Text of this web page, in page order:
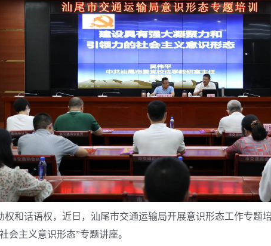
话语权，近日，汕尾市交通运输局开展意识形态工作专题
会主义意识形态”专题讲座。